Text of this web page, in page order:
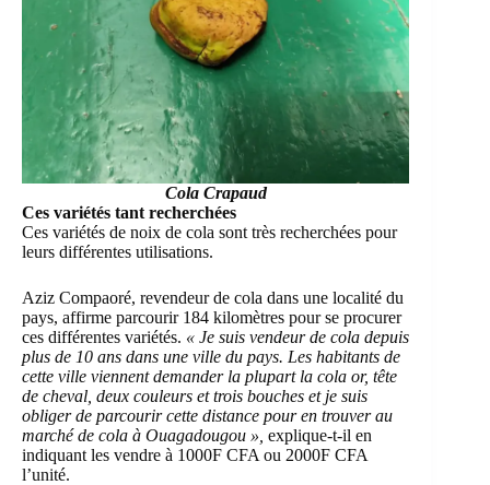
Cola Crapaud
Ces variétés tant recherchées
Ces variétés de noix de cola sont très recherchées pour
leurs différentes utilisations.
Aziz Compaoré, revendeur de cola dans une localité du
pays, affirme parcourir 184 kilomètres pour se procurer
ces différentes variétés. « Je suis vendeur de cola depuis
plus de 10 ans dans une ville du pays. Les habitants de
cette ville viennent demander la plupart la cola or, tête
de cheval, deux couleurs et trois bouches et je suis
obliger de parcourir cette distance pour en trouver au
marché de cola à Ouagadougou », explique-t-il en
indiquant les vendre à 1000F CFA ou 2000F CFA
l’unité.